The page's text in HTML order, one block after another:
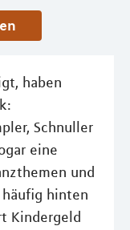
haben
Schnuller
eine
und
hinten
Kindergeld